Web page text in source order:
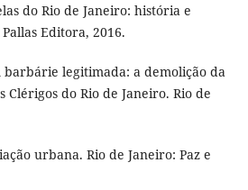
do Rio de Janeiro: história e
Editora, 2016.
barbárie legitimada: a demolição da
Clérigos do Rio de Janeiro. Rio de
urbana. Rio de Janeiro: Paz e